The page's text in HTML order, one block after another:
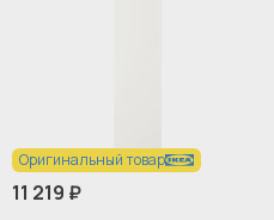
Оригинальный товар
11 219 ₽